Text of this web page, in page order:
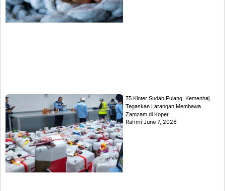
75 Kloter Sudah Pulang, Kemenhaj
Tegaskan Larangan Membawa
Zamzam di Koper
RahmiJune 7, 2026